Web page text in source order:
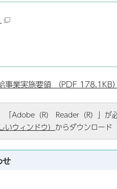
事業実施要領 （PDF 178.1KB）
「Adobe（R） Reader（R）」が
ウィンドウ） からダウンロード
せ